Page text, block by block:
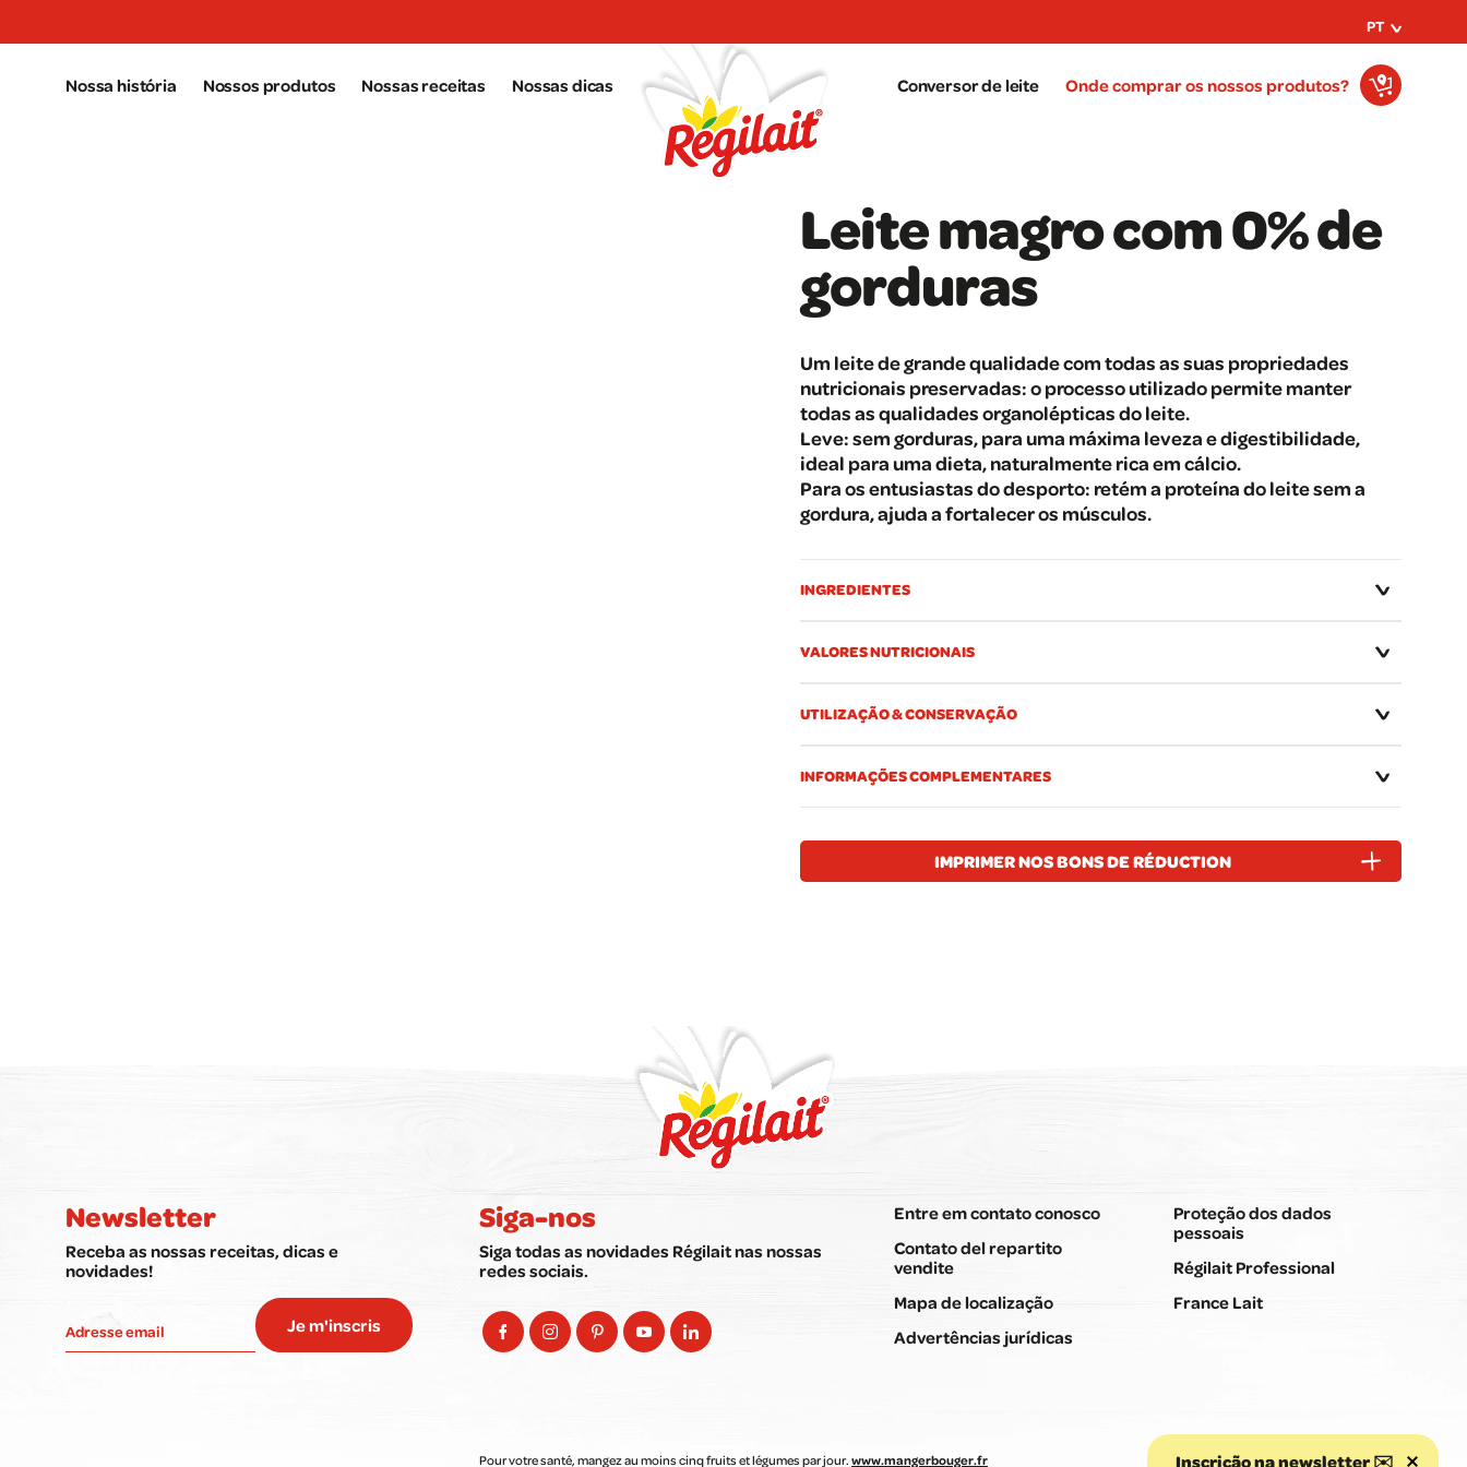
Nossa história Nossos produtos Nossas receitas Nossas dicas Conversor de leite
PT
Onde comprar os nossos produtos?
Leite magro com 0% de
gorduras
Um leite de grande qualidade com todas as suas propriedades
nutricionais preservadas: o processo utilizado permite manter
todas as qualidades organolépticas do leite.
Leve: sem gorduras, para uma máxima leveza e digestibilidade,
ideal para uma dieta, naturalmente rica em cálcio.
Para os entusiastas do desporto: retém a proteína do leite sem a
gordura, ajuda a fortalecer os músculos.
INGREDIENTES
VALORES NUTRICIONAIS
UTILIZAÇÃO & CONSERVAÇÃO
INFORMAÇÕES COMPLEMENTARES
IMPRIMER NOS BONS DE RÉDUCTION
Inscrição na newsletter ✉️
Newsletter
Receba as nossas receitas, dicas e
novidades!
Je m'inscris
Siga-nos
Siga todas as novidades Régilait nas nossas
redes sociais.
Entre em contato conosco
Contato del repartito
vendite
Mapa de localização
Advertências jurídicas
Proteção dos dados
pessoais
Régilait Professional
France Lait
Pour votre santé, mangez au moins cinq fruits et légumes par jour. www.mangerbouger.fr